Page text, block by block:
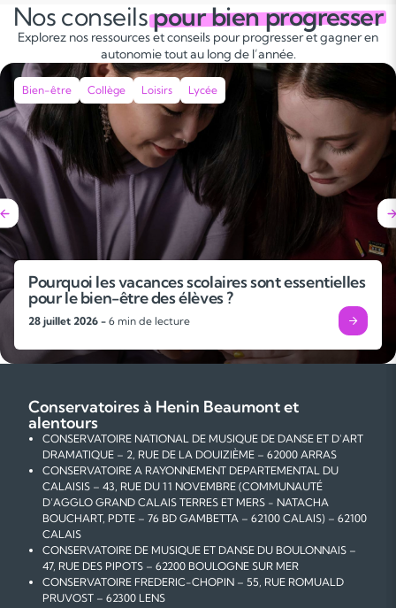
Nos conseilspour bien progresser
Explorez nos ressources et conseils pour progresser et gagner en
autonomie tout au long de l’année.
Bien-être Collège Loisirs Lycée
Pourquoi les vacances scolaires sont essentielles
pour le bien-être des élèves ?
28 juillet 2026 - 6 min de lecture
Conservatoires à Henin Beaumont et
alentours
CONSERVATOIRE NATIONAL DE MUSIQUE DE DANSE ET D'ART
DRAMATIQUE – 2, RUE DE LA DOUIZIÈME – 62000 ARRAS
CONSERVATOIRE A RAYONNEMENT DEPARTEMENTAL DU
CALAISIS – 43, RUE DU 11 NOVEMBRE (COMMUNAUTÉ
D’AGGLO GRAND CALAIS TERRES ET MERS - NATACHA
BOUCHART, PDTE – 76 BD GAMBETTA – 62100 CALAIS) – 62100
CALAIS
CONSERVATOIRE DE MUSIQUE ET DANSE DU BOULONNAIS –
47, RUE DES PIPOTS – 62200 BOULOGNE SUR MER
CONSERVATOIRE FREDERIC-CHOPIN – 55, RUE ROMUALD
PRUVOST – 62300 LENS